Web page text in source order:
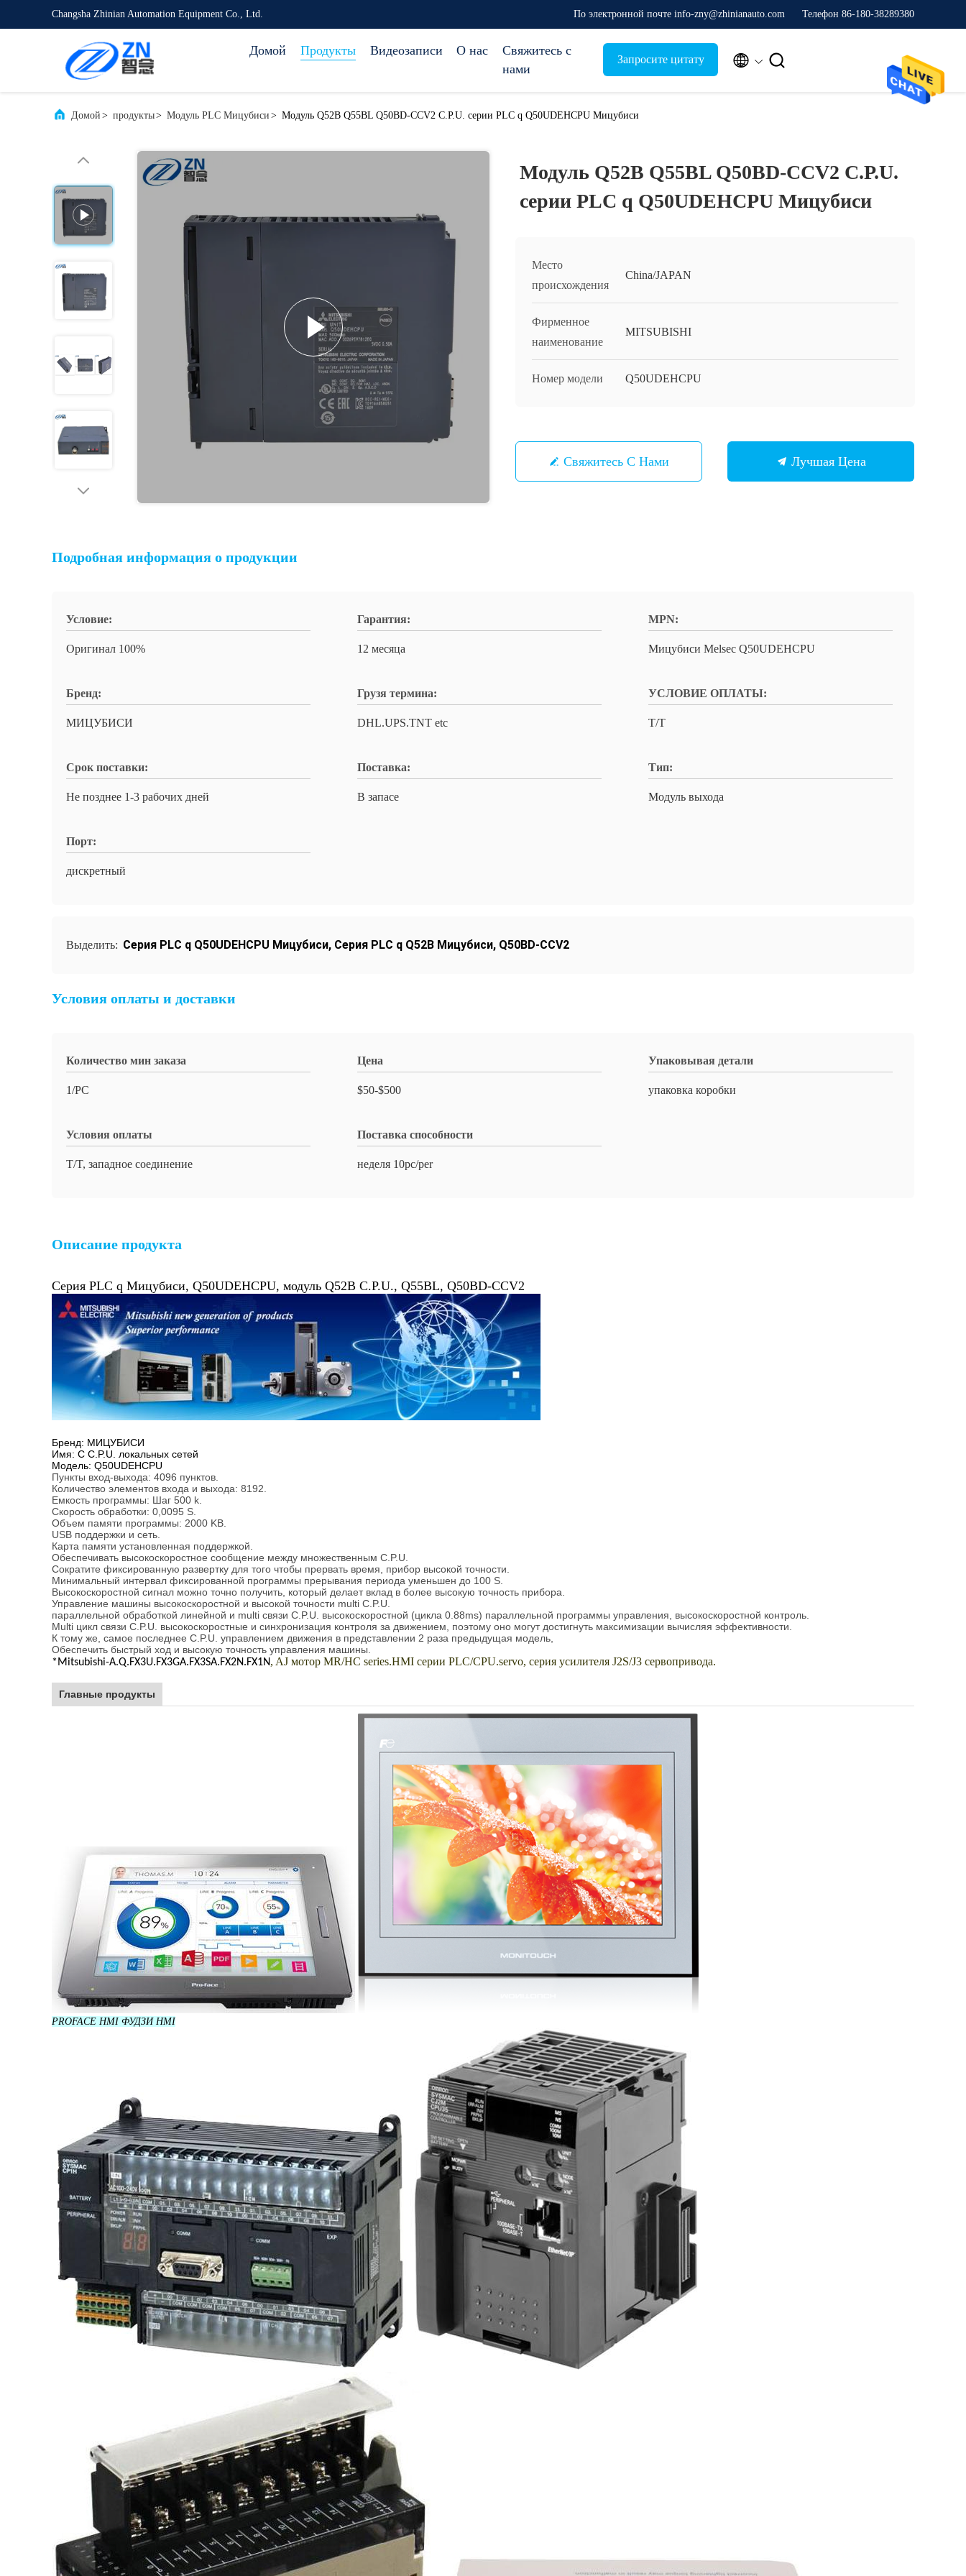
Changsha Zhinian Automation Equipment Co., Ltd. По электронной почте info-zny@zhinianauto.com Телефон 86-180-38289380
Домой Продукты Видеозаписи О нас
Свяжитесь с
нами
Запросите цитату  
Домой > продукты> Модуль PLC Мицубиси > Модуль Q52B Q55BL Q50BD-CCV2 C.P.U. серии PLC q Q50UDEHCPU Мицубиси
Модуль Q52B Q55BL Q50BD-CCV2 C.P.U.
серии PLC q Q50UDEHCPU Мицубиси
Место
происхождения
China/JAPAN
Фирменное
наименование
MITSUBISHI
Номер модели Q50UDEHCPU
Свяжитесь С Нами Лучшая Цена
Подробная информация о продукции
Условие:
Оригинал 100%
Гарантия:
12 месяца
MPN:
Мицубиси Melsec Q50UDEHCPU
Бренд:
МИЦУБИСИ
Грузя термина:
DHL.UPS.TNT etc
УСЛОВИЕ ОПЛАТЫ:
T/T
Срок поставки:
Не позднее 1-3 рабочих дней
Поставка:
В запасе
Тип:
Модуль выхода
Порт:
дискретный
Выделить: Серия PLC q Q50UDEHCPU Мицубиси, Серия PLC q Q52B Мицубиси, Q50BD-CCV2
Условия оплаты и доставки
Количество мин заказа
1/PC
Цена
$50-$500
Упаковывая детали
упаковка коробки
Условия оплаты
T/T, западное соединение
Поставка способности
неделя 10pc/per
Описание продукта
Серия PLC q Мицубиси, Q50UDEHCPU, модуль Q52B C.P.U., Q55BL, Q50BD-CCV2
Бренд: МИЦУБИСИ
Имя: С C.P.U. локальных сетей
Модель: Q50UDEHCPU
Пункты вход-выхода: 4096 пунктов.
Количество элементов входа и выхода: 8192.
Емкость программы: Шаг 500 k.
Скорость обработки: 0,0095 S.
Объем памяти программы: 2000 KB.
USB поддержки и сеть.
Карта памяти установленная поддержкой.
Обеспечивать высокоскоростное сообщение между множественным C.P.U.
Сократите фиксированную развертку для того чтобы прервать время, прибор высокой точности.
Минимальный интервал фиксированной программы прерывания периода уменьшен до 100 S.
Высокоскоростной сигнал можно точно получить, который делает вклад в более высокую точность прибора.
Управление машины высокоскоростной и высокой точности multi C.P.U.
параллельной обработкой линейной и multi связи C.P.U. высокоскоростной (цикла 0.88ms) параллельной программы управления, высокоскоростной контроль.
Multi цикл связи C.P.U. высокоскоростные и синхронизация контроля за движением, поэтому оно могут достигнуть максимизации вычисляя эффективности.
К тому же, самое последнее C.P.U. управлением движения в представлении 2 раза предыдущая модель,
Обеспечить быстрый ход и высокую точность управления машины.
*Mitsubishi-A.Q.FX3U.FX3GA.FX3SA.FX2N.FX1N, AJ мотор MR/HC series.HMI серии PLC/CPU.servo, серия усилителя J2S/J3 сервопривода.
Главные продукты
PROFACE HMI ФУДЗИ HMI